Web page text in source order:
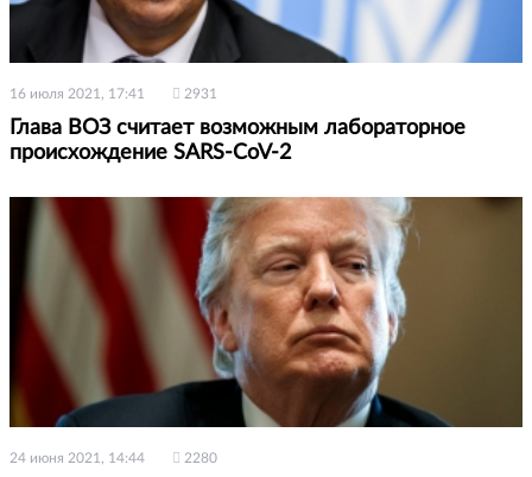
16 июля 2021, 17:41 2931
Глава ВОЗ считает возможным лабораторное
происхождение SARS-CoV-2
24 июня 2021, 14:44 2280